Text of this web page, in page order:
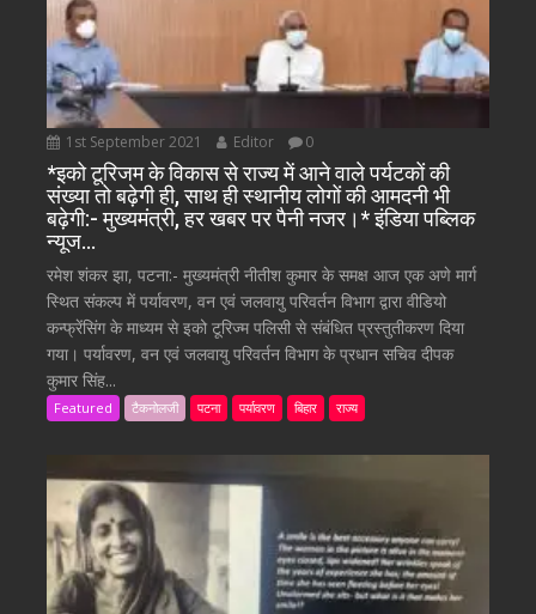
1st September 2021 Editor 0
*इको टूरिजम के विकास से राज्य में आने वाले पर्यटकों की
संख्या तो बढ़ेगी ही, साथ ही स्थानीय लोगों की आमदनी भी
बढ़ेगी:- मुख्यमंत्री, हर खबर पर पैनी नजर।* इंडिया पब्लिक
न्यूज…
रमेश शंकर झा, पटना:- मुख्यमंत्री नीतीश कुमार के समक्ष आज एक अणे मार्ग
स्थित संकल्प में पर्यावरण, वन एवं जलवायु परिवर्तन विभाग द्वारा वीडियो
कन्फ्रेंसिंग के माध्यम से इको टूरिज्म पलिसी से संबंधित प्रस्तुतीकरण दिया
गया। पर्यावरण, वन एवं जलवायु परिवर्तन विभाग के प्रधान सचिव दीपक
कुमार सिंह...
Featured टैकनोलजी पटना पर्यावरण बिहार राज्य